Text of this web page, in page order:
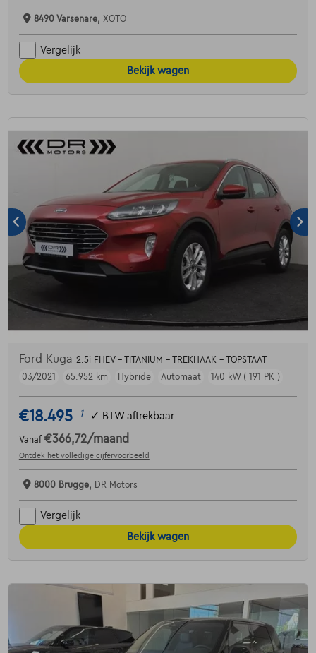
8490 Varsenare, XOTO
Vergelijk
Bekijk wagen
Ford Kuga 2.5i FHEV - TITANIUM - TREKHAAK - TOPSTAAT
03/2021
65.952 km Hybride Automaat 140 kW ( 191 PK )
€18.495 1 ✓ BTW aftrekbaar
Vanaf €366,72/maand
Ontdek het volledige cijfervoorbeeld
8000 Brugge, DR Motors
Vergelijk
Bekijk wagen